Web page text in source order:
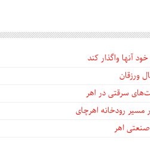
آنها واگذار کند
ورزقان
مسیر رودخانه اهرچای
اهر